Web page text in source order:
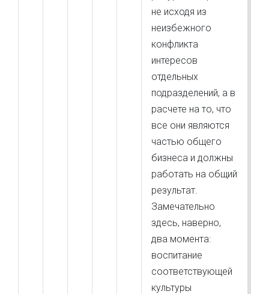
не исходя из
неизбежного
конфликта
интересов
отдельных
подразделений, а в
расчете на то, что
все они являются
частью общего
бизнеса и должны
работать на общий
результат.
Замечательно
здесь, наверно,
два момента:
воспитание
соответствующей
культуры